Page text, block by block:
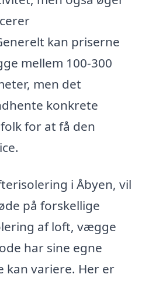
kan priserne
mellem 100-300
men det
konkrete
for at få den
i Åbyen, vil
på forskellige
af loft, vægge
har sine egne
kan variere. Her er